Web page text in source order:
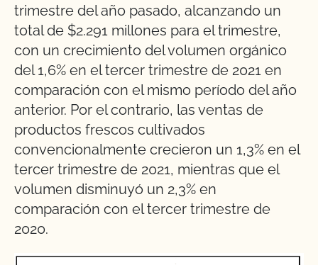
trimestre del año pasado, alcanzando un
total de $2.291 millones para el trimestre,
con un crecimiento del volumen orgánico
del 1,6% en el tercer trimestre de 2021 en
comparación con el mismo período del año
anterior. Por el contrario, las ventas de
productos frescos cultivados
convencionalmente crecieron un 1,3% en el
tercer trimestre de 2021, mientras que el
volumen disminuyó un 2,3% en
comparación con el tercer trimestre de
2020.